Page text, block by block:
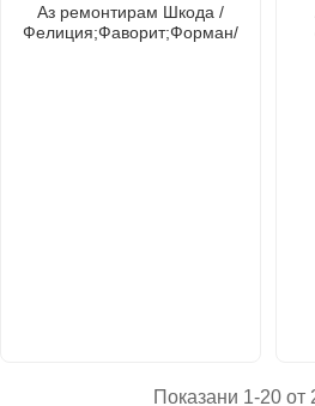
Аз ремонтирам Шкода /
Фелиция;Фаворит;Форман/
Показани 1-20 от